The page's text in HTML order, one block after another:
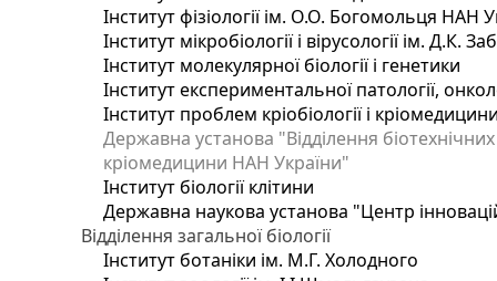
Інститут фізіології ім. О.О. Богомольця НАН
Інститут мікробіології і вірусології ім. Д.К.
Інститут молекулярної біології і генетики
Інститут експериментальної патології,
Інститут проблем кріобіології і
Державна установа "Відділення
кріомедицини НАН України"
Інститут біології клітини
Державна наукова установа "Центр
Відділення загальної біології
Інститут ботаніки ім. М.Г. Холодного